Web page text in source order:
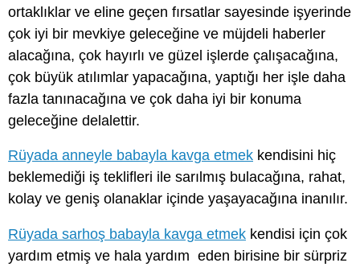
ortaklıklar ve eline geçen fırsatlar sayesinde işyerinde
çok iyi bir mevkiye geleceğine ve müjdeli haberler
alacağına, çok hayırlı ve güzel işlerde çalışacağına,
çok büyük atılımlar yapacağına, yaptığı her işle daha
fazla tanınacağına ve çok daha iyi bir konuma
geleceğine delalettir.
Rüyada anneyle babayla kavga etmek kendisini hiç
beklemediği iş teklifleri ile sarılmış bulacağına, rahat,
kolay ve geniş olanaklar içinde yaşayacağına inanılır.
Rüyada sarhoş babayla kavga etmek kendisi için çok
yardım etmiş ve hala yardım eden birisine bir sürpriz